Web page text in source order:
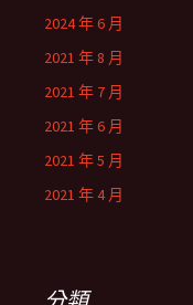
2024 年 6 月
2021 年 8 月
2021 年 7 月
2021 年 6 月
2021 年 5 月
2021 年 4 月